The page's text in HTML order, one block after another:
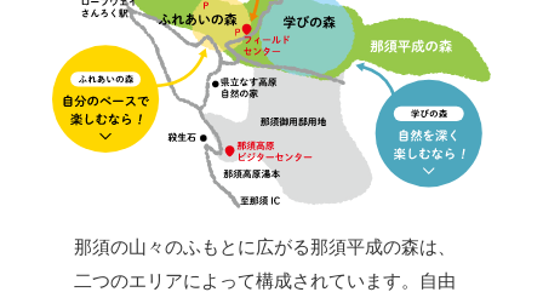
那須の山々のふもとに広がる那須平成の森は、
二つのエリアによって構成されています。自由